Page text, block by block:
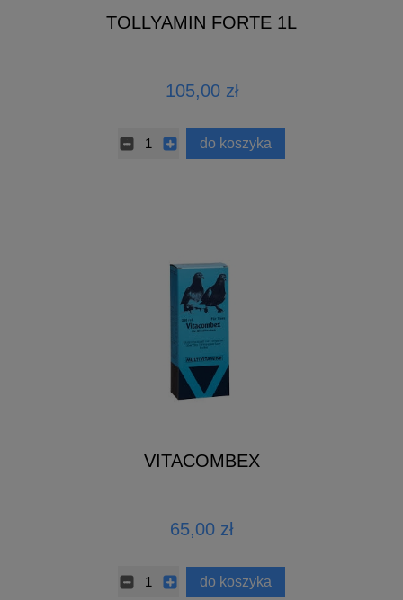
TOLLYAMIN FORTE 1L
105,00 zł
do koszyka
VITACOMBEX
65,00 zł
do koszyka